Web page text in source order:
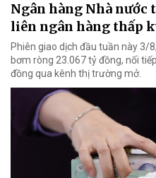
Ngân hàng Nhà nước
liên ngân hàng thấp
Phiên giao dịch đầu tuần này 3/
bơm ròng 23.067 tỷ đồng, nối
đồng qua kênh thị trường mở.